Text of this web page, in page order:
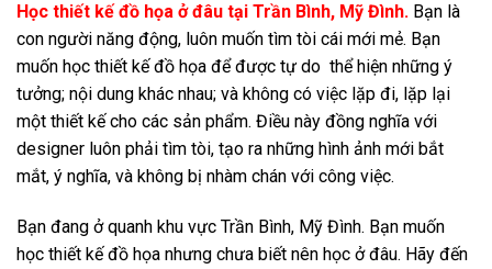
Học thiết kế đồ họa ở đâu tại Trần Bình, Mỹ Đình. Bạn là
con người năng động, luôn muốn tìm tòi cái mới mẻ. Bạn
muốn học thiết kế đồ họa để được tự do thể hiện những ý
tưởng; nội dung khác nhau; và không có việc lặp đi, lặp lại
một thiết kế cho các sản phẩm. Điều này đồng nghĩa với
designer luôn phải tìm tòi, tạo ra những hình ảnh mới bắt
mắt, ý nghĩa, và không bị nhàm chán với công việc.
Bạn đang ở quanh khu vực Trần Bình, Mỹ Đình. Bạn muốn
học thiết kế đồ họa nhưng chưa biết nên học ở đâu. Hãy đến